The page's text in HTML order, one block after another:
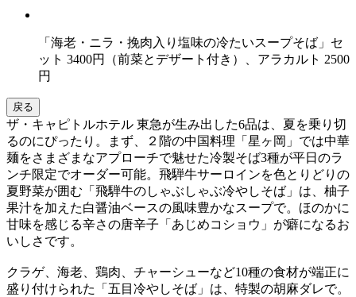
「海老・ニラ・挽肉入り塩味の冷たいスープそば」セ
ット 3400円（前菜とデザート付き）、アラカルト 2500
円
戻る
ザ・キャピトルホテル 東急が生み出した6品は、夏を乗り切
るのにぴったり。まず、２階の中国料理「星ヶ岡」では中華
麺をさまざまなアプローチで魅せた冷製そば3種が平日のラ
ンチ限定でオーダー可能。飛騨牛サーロインを色とりどりの
夏野菜が囲む「飛騨牛のしゃぶしゃぶ冷やしそば」は、柚子
果汁を加えた白醤油ベースの風味豊かなスープで。ほのかに
甘味を感じる辛さの唐辛子「あじめコショウ」が癖になるお
いしさです。
クラゲ、海老、鶏肉、チャーシューなど10種の食材が端正に
盛り付けられた「五目冷やしそば」は、特製の胡麻ダレで。